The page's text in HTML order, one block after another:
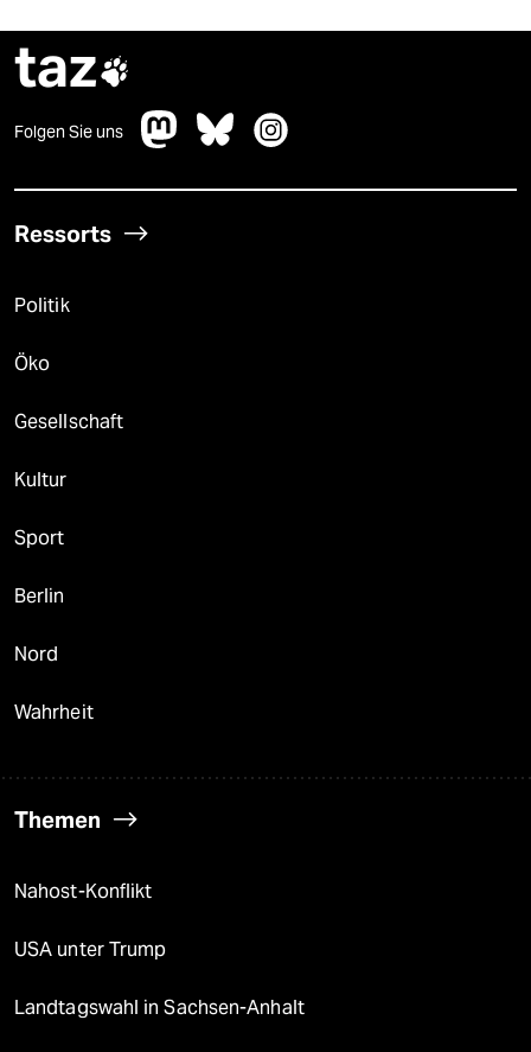
taz
Folgen Sie uns
Ressorts
Politik
Öko
Gesellschaft
Kultur
Sport
Berlin
Nord
Wahrheit
Themen
Nahost-Konflikt
USA unter Trump
Landtagswahl in Sachsen-Anhalt